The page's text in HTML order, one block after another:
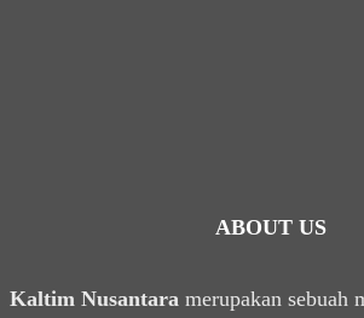
ABOUT US
Kaltim Nusantara merupakan sebuah